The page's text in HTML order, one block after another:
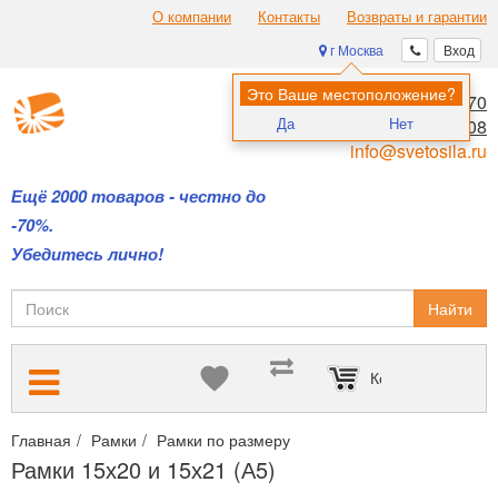
О компании Контакты Возвраты и гарантии
Вход
г Москва
Это Ваше местоположение?
Да Нет
Ещё 2000 товаров - честно до
-70%.
Убедитесь лично!
8 (495) 970-00-70
8 (800) 700-11-08
info@svetosila.ru
Найти
Корзина пуста
Главная Рамки Рамки по размеру
Рамки 15х20 и 15х21 (А5)